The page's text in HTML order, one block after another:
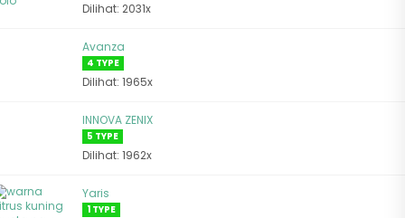
Dilihat: 2031x
Avanza
4 TYPE
Dilihat: 1965x
INNOVA ZENIX
5 TYPE
Dilihat: 1962x
Yaris
1 TYPE